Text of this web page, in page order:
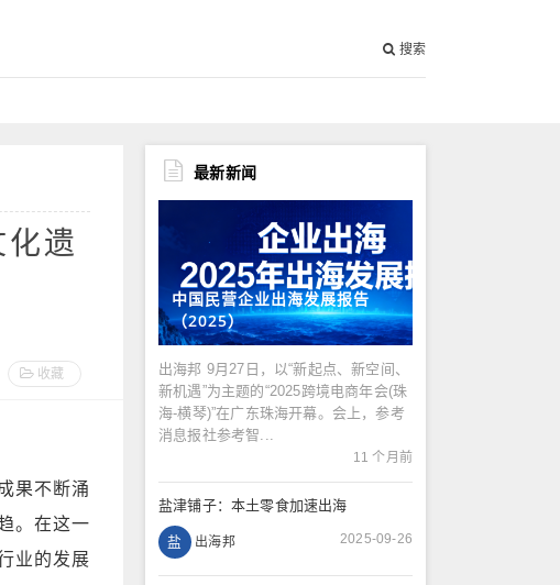
搜索
遗
收藏
果不断涌
。在这一
业的发展
最新新闻
中国民营企业出海发展报告
（2025）
出海邦 9月27日，以“新起点、新空间、
新机遇”为主题的“2025跨境电商年会(珠
海-横琴)”在广东珠海开幕。会上，参考
消息报社参考智...
11 个月前
盐津铺子：本土零食加速出海
盐 出海邦 2025-09-26